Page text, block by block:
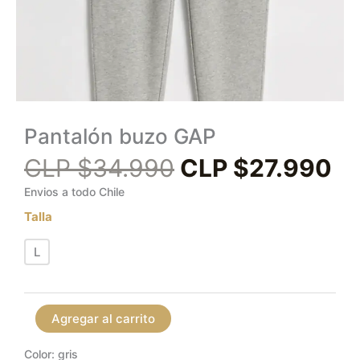
Pantalón buzo GAP
CLP $34.990 CLP $27.990
Envios a todo Chile
Talla
L
Agregar al carrito
Color: gris